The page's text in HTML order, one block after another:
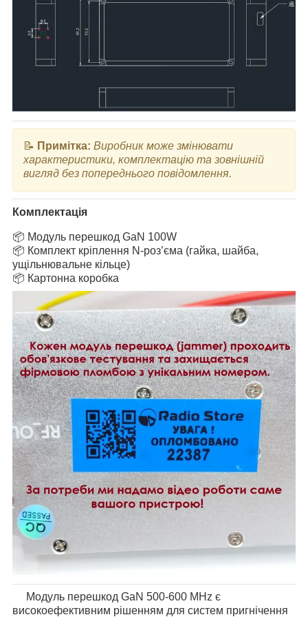
📝 Примітка: Виробник може змінювати
характеристики, комплектацію та зовнішній
вигляд без попереднього повідомлення.
Комплектація
📦 Модуль перешкод GaN 100W
📦 Комплект кріплення N-роз’єма (гайка, шайба,
ущільнювальне кільце)
📦 Картонна коробка
Модуль перешкод GaN 500-600 MHz є
високоефективним рішенням для систем пригнічення